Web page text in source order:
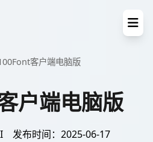
客户端电脑版
户端电脑版
发布时间：2025-06-17